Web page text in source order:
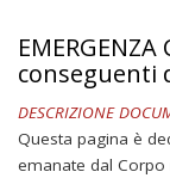
conseguenti
DESCRIZIONE
Questa pagina è
emanate dal